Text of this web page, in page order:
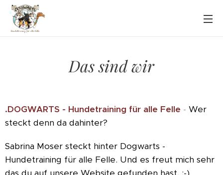
Das sind wir
.DOGWARTS - Hundetraining für alle Felle - Wer
steckt denn da dahinter?
Sabrina Moser steckt hinter Dogwarts -
Hundetraining für alle Felle. Und es freut mich sehr